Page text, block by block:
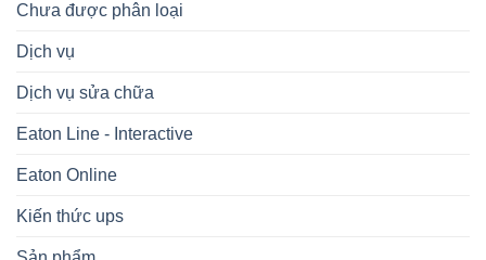
Chưa được phân loại
Dịch vụ
Dịch vụ sửa chữa
Eaton Line - Interactive
Eaton Online
Kiến thức ups